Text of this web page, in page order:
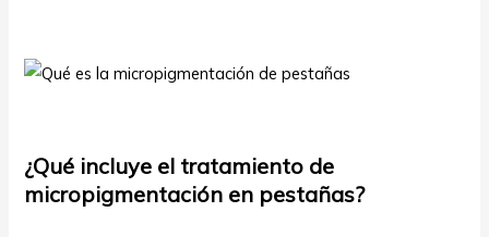
¿Qué incluye el tratamiento de
micropigmentación en pestañas?